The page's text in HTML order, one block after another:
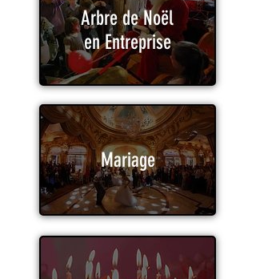
Arbre de Noël
en Entreprise
Mariage